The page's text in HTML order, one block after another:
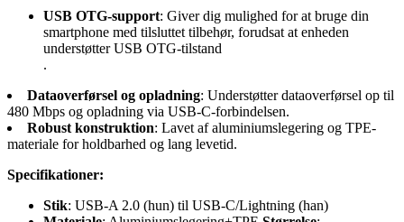
USB OTG-support: Giver dig mulighed for at bruge din
smartphone med tilsluttet tilbehør, forudsat at enheden
understøtter USB OTG-tilstand
.
Dataoverførsel og opladning: Understøtter dataoverførsel op til
480 Mbps og opladning via USB-C-forbindelsen.
Robust konstruktion: Lavet af aluminiumslegering og TPE-
materiale for holdbarhed og lang levetid.
Specifikationer:
Stik: USB-A 2.0 (hun) til USB-C/Lightning (han)